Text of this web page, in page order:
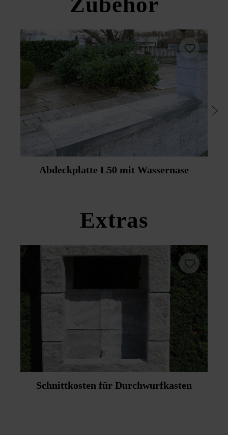
Um bestmögliche Farbgleichheit zu erreichen, werden
Aufgrund der einzigartigen Bauweise können Außen- und
Innenseiten von Zäunen und Mauern farblich
unterschiedlich gestaltet werden.
Für den platin-schattierten Zaunstein steht die Abdeckplatte
in Platin dunkel zur Verfügung und für den silbergrau-
nuancierten Zaunstein die Abdeckplatte in Platin mittel
(Abdeckplatte nicht in Platin-schattiert und Silbergrau-
nuanciert erhältlich).
Um die Reinigung zu erleichtern, empfehlen Friedl
Steinwerke die nachträgliche Imprägnierung mittels
Duoprotect DP30 (Mitlieferung gegen Aufpreis möglich).
Abdeckplatte L50 mit Wassernase
Extras
Schnittkosten für Durchwurfkasten